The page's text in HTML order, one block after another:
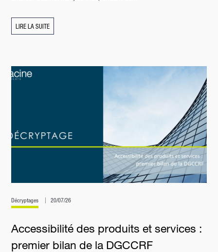
LIRE LA SUITE
Décryptages 20/07/26
Accessibilité des produits et services :
premier bilan de la DGCCRF